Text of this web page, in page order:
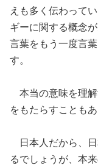
えも多く伝わって
ギーに関する概念
言葉をもう一度言
す。
本当の意味を理解
をもたらすこともあ
日本人だから、日
るでしょうが、本